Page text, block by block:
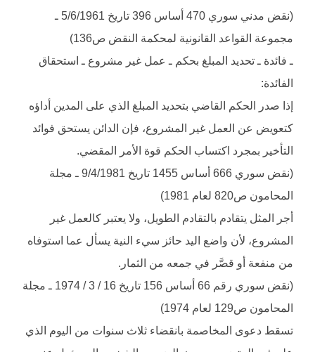
(نقض مدني سوري 470 أساس 396 تاريخ 5/6/1961 ـ
مجموعة القواعد القانونية لمحكمة النقض ص136)
ـ فائدة ـ تحديد المبلغ بحكم ـ عمل غير مشروع ـ استحقاق
الفائدة:
إذا صدر الحكم القاضي بتحديد المبلغ الذي على المدين أداؤه
كتعويض عن العمل غير المشروع، فإن الدائن يستحق فوائد
التأخير بمجرد اكتساب الحكم قوة الأمر المقضي.
(نقض سوري 666 أساس 1455 تاريخ 9/4/1981 ـ مجلة
المحامون ص820 لعام 1981)
أجر المثل يتقادم بالتقادم الطويل، ولا يعتبر كالعمل غير
المشروع، لأن واضع اليد حائز سيء النية يسأل عما استوفاه
من منفعة أو قصَّر في جمعه من الثمار.
(نقض سوري رقم 66 أساس 156 تاريخ 16 / 3 / 1974 ـ مجلة
المحامون ص129 لعام 1974)
تسقط دعوى المخاصمة بانقضاء ثلاث سنوات من اليوم الذي